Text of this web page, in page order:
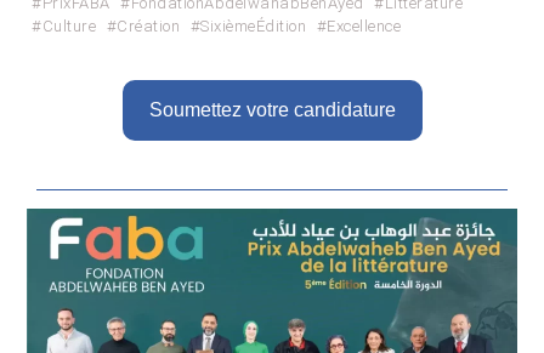
#Culture #Création #SixièmeÉdition #Excellence
Soumettez votre candidature